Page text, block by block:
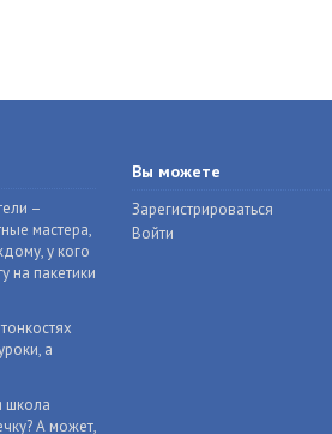
–
мастера,
у кого
на пакетики
а
школа
А может,
Вы можете
Зарегистрироваться
Войти